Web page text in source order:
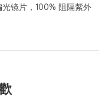
镜片，100% 阻隔紫外